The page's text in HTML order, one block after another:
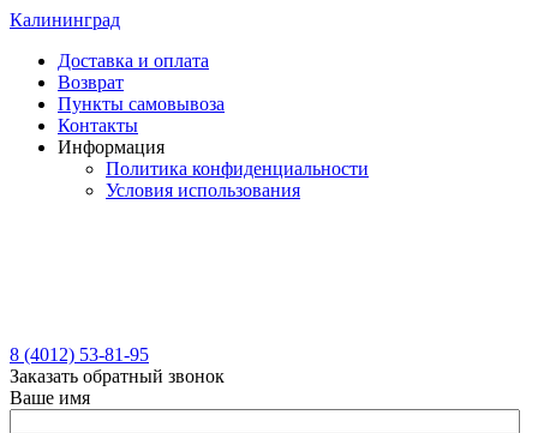
Калининград
Доставка и оплата
Возврат
Пункты самовывоза
Контакты
Информация
Политика конфиденциальности
Условия использования
8 (4012) 53-81-95
Заказать обратный звонок
Ваше имя